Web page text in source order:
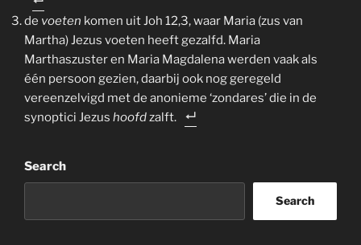
de voeten komen uit Joh 12,3, waar Maria (zus van
Martha) Jezus voeten heeft gezalfd. Maria
Marthaszuster en Maria Magdalena werden vaak als
één persoon gezien, daarbij ook nog geregeld
vereenzelvigd met de anonieme ‘zondares’ die in de
synoptici Jezus hoofdzalft.
Search
Search